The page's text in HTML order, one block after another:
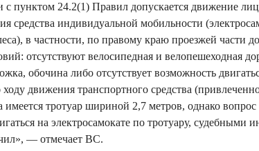
с пунктом 24.2(1) Правил допускается движение
средства индивидуальной мобильности
в частности, по правому краю проезжей части
отсутствуют велосипедная и велопешеходная
обочина либо отсутствует возможность
движения транспортного средства
имеется тротуар шириной 2,7 метров, однако
на электросамокате по тротуару, судебными
— отмечает ВС.